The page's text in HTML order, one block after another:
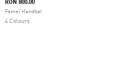
RON 800.00
Femei Handbal
4 Colours